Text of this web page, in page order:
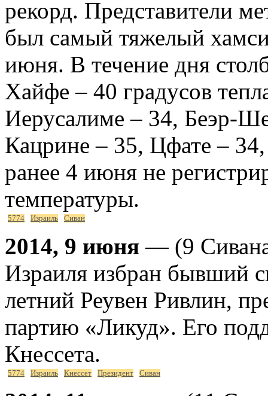
рекорд. Представители
был самый тяжелый
июня. В течение дня
Хайфе – 40 градусов
Иерусалиме – 34, Беэр-
Кацрине – 35, Цфате –
ранее 4 июня не
температуры.
5774 Израиль Сиван
2014, 9 июня — (9
Израиля избран бывший
летний Реувен Ривлин,
партию «Ликуд». Его
Кнессета.
5774 Израиль Кнессет Президент Сиван